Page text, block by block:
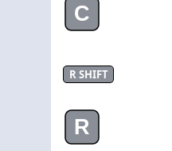
C
R SHIFT
R